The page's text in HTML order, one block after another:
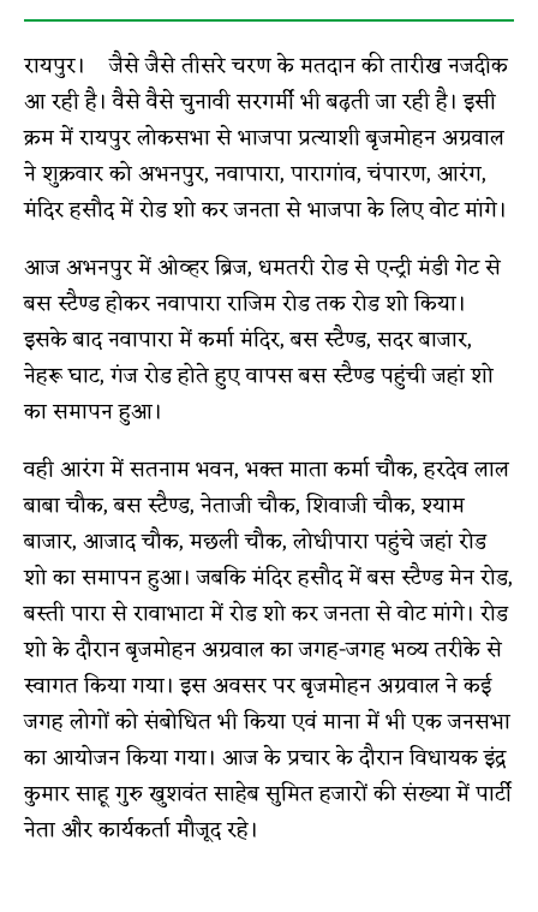
रायपुर। जैसे जैसे तीसरे चरण के मतदान की तारीख नजदीक
आ रही है। वैसे वैसे चुनावी सरगर्मी भी बढ़ती जा रही है। इसी
क्रम में रायपुर लोकसभा से भाजपा प्रत्याशी बृजमोहन अग्रवाल
ने शुक्रवार को अभनपुर, नवापारा, पारागांव, चंपारण, आरंग,
मंदिर हसौद में रोड शो कर जनता से भाजपा के लिए वोट मांगे।
आज अभनपुर में ओव्हर ब्रिज, धमतरी रोड से एन्ट्री मंडी गेट से
बस स्टैण्ड होकर नवापारा राजिम रोड तक रोड शो किया।
इसके बाद नवापारा में कर्मा मंदिर, बस स्टैण्ड, सदर बाजार,
नेहरू घाट, गंज रोड होते हुए वापस बस स्टैण्ड पहुंची जहां शो
का समापन हुआ।
वही आरंग में सतनाम भवन, भक्त माता कर्मा चौक, हरदेव लाल
बाबा चौक, बस स्टैण्ड, नेताजी चौक, शिवाजी चौक, श्याम
बाजार, आजाद चौक, मछली चौक, लोधीपारा पहुंचे जहां रोड
शो का समापन हुआ। जबकि मंदिर हसौद में बस स्टैण्ड मेन रोड,
बस्ती पारा से रावाभाटा में रोड शो कर जनता से वोट मांगे। रोड
शो के दौरान बृजमोहन अग्रवाल का जगह-जगह भव्य तरीके से
स्वागत किया गया। इस अवसर पर बृजमोहन अग्रवाल ने कई
जगह लोगों को संबोधित भी किया एवं माना में भी एक जनसभा
का आयोजन किया गया। आज के प्रचार के दौरान विधायक इंद्र
कुमार साहू गुरु खुशवंत साहेब सुमित हजारों की संख्या में पार्टी
नेता और कार्यकर्ता मौजूद रहे।